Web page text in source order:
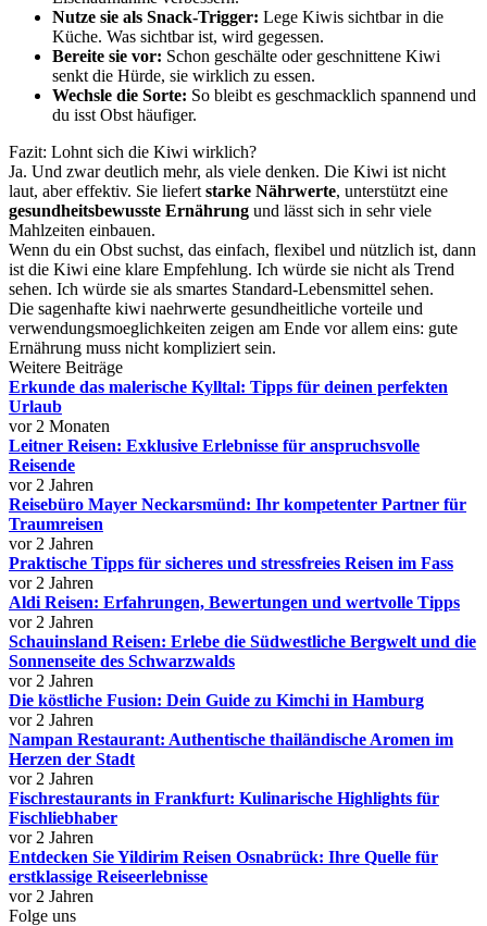
Nutze sie als Snack-Trigger: Lege Kiwis sichtbar in die
Küche. Was sichtbar ist, wird gegessen.
Bereite sie vor: Schon geschälte oder geschnittene Kiwi
senkt die Hürde, sie wirklich zu essen.
Wechsle die Sorte: So bleibt es geschmacklich spannend und
du isst Obst häufiger.
Fazit: Lohnt sich die Kiwi wirklich?
Ja. Und zwar deutlich mehr, als viele denken. Die Kiwi ist nicht
laut, aber effektiv. Sie liefert starke Nährwerte, unterstützt eine
gesundheitsbewusste Ernährung und lässt sich in sehr viele
Mahlzeiten einbauen.
Wenn du ein Obst suchst, das einfach, flexibel und nützlich ist, dann
ist die Kiwi eine klare Empfehlung. Ich würde sie nicht als Trend
sehen. Ich würde sie als smartes Standard-Lebensmittel sehen.
Die sagenhafte kiwi naehrwerte gesundheitliche vorteile und
verwendungsmoeglichkeiten zeigen am Ende vor allem eins: gute
Ernährung muss nicht kompliziert sein.
Weitere Beiträge
Erkunde das malerische Kylltal: Tipps für deinen perfekten
Urlaub
vor 2 Monaten
Leitner Reisen: Exklusive Erlebnisse für anspruchsvolle
Reisende
vor 2 Jahren
Reisebüro Mayer Neckarsmünd: Ihr kompetenter Partner für
Traumreisen
vor 2 Jahren
Praktische Tipps für sicheres und stressfreies Reisen im Fass
vor 2 Jahren
Aldi Reisen: Erfahrungen, Bewertungen und wertvolle Tipps
vor 2 Jahren
Schauinsland Reisen: Erlebe die Südwestliche Bergwelt und die
Sonnenseite des Schwarzwalds
vor 2 Jahren
Die köstliche Fusion: Dein Guide zu Kimchi in Hamburg
vor 2 Jahren
Nampan Restaurant: Authentische thailändische Aromen im
Herzen der Stadt
vor 2 Jahren
Fischrestaurants in Frankfurt: Kulinarische Highlights für
Fischliebhaber
vor 2 Jahren
Entdecken Sie Yildirim Reisen Osnabrück: Ihre Quelle für
erstklassige Reiseerlebnisse
vor 2 Jahren
Folge uns